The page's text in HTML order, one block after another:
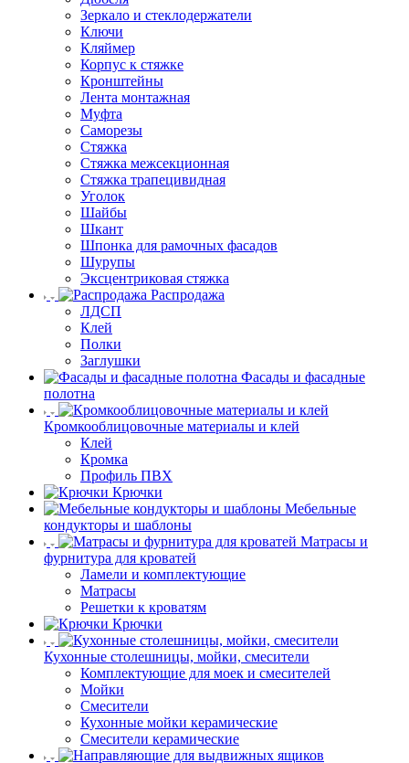
Зеркало и стеклодержатели
Ключи
Кляймер
Корпус к стяжке
Кронштейны
Лента монтажная
Муфта
Саморезы
Стяжка
Стяжка межсекционная
Стяжка трапецивидная
Уголок
Шайбы
Шкант
Шпонка для рамочных фасадов
Шурупы
Эксцентриковая стяжка
Распродажа
ЛДСП
Клей
Полки
Заглушки
Фасады и фасадные
полотна
Кромкооблицовочные материалы и клей
Клей
Кромка
Профиль ПВХ
Крючки
Мебельные
кондукторы и шаблоны
Матрасы и
фурнитура для кроватей
Ламели и комплектующие
Матрасы
Решетки к кроватям
Крючки
Кухонные столешницы, мойки, смесители
Комплектующие для моек и смесителей
Мойки
Смесители
Кухонные мойки керамические
Смесители керамические